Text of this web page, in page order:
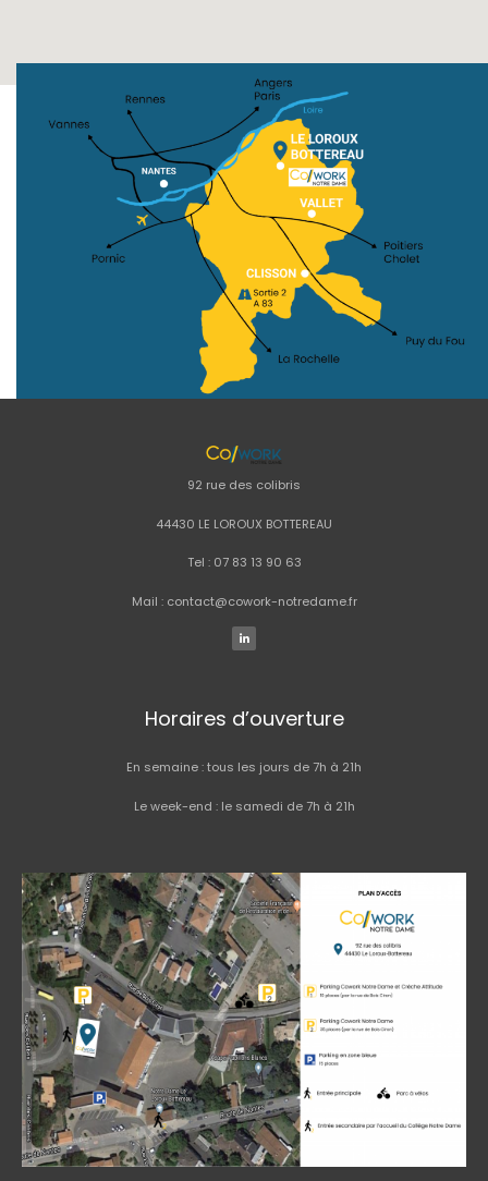
92 rue des colibris
44430 LE LOROUX BOTTEREAU
Tel : 07 83 13 90 63
Mail : contact@cowork-notredame.fr
L
i
n
Horaires d’ouverture
En semaine : tous les jours de 7h à 21h
Le week-end : le samedi de 7h à 21h